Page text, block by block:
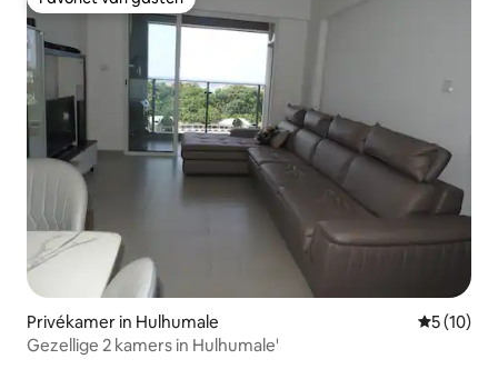
Favoriet van gasten
Privékamer in Hulhumale
5 (10)
Gezellige 2 kamers in Hulhumale'